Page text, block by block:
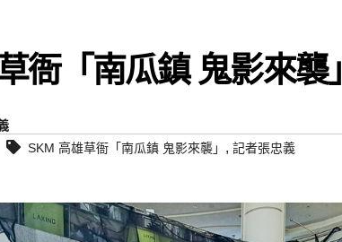
衙「南瓜鎮 鬼影來襲」
SKM 高雄草衙「南瓜鎮 鬼影來襲」 , 記者張忠義